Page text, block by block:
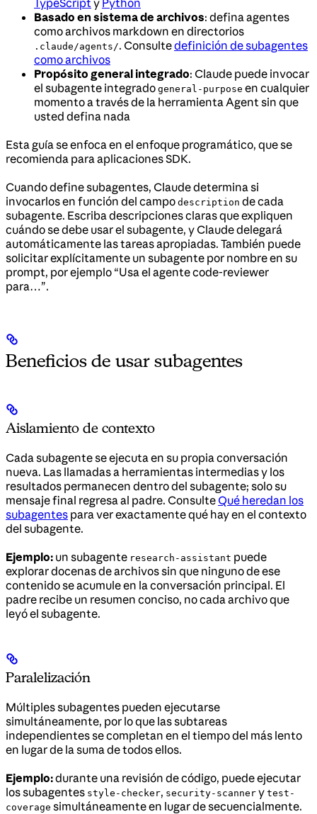
TypeScripty Python
Basado en sistema de archivos: defina agentes
como archivos markdown en directorios
.claude/agents/. Consultedefinición de subagentes
como archivos
Propósito general integrado: Claude puede invocar
el subagente integrado general-purpose en cualquier
momento a través de la herramienta Agent sin que
usted defina nada
Esta guía se enfoca en el enfoque programático, que se
recomienda para aplicaciones SDK.
Cuando define subagentes, Claude determina si
invocarlos en función del campo description de cada
subagente. Escriba descripciones claras que expliquen
cuándo se debe usar el subagente, y Claude delegará
automáticamente las tareas apropiadas. También puede
solicitar explícitamente un subagente por nombre en su
prompt, por ejemplo “Usa el agente code-reviewer
para…”.
Beneficios de usar subagentes
Aislamiento de contexto
Cada subagente se ejecuta en su propia conversación
nueva. Las llamadas a herramientas intermedias y los
resultados permanecen dentro del subagente; solo su
mensaje final regresa al padre. ConsulteQué heredan los
subagentes para ver exactamente qué hay en el contexto
del subagente.
Ejemplo: un subagente research-assistant puede
explorar docenas de archivos sin que ninguno de ese
contenido se acumule en la conversación principal. El
padre recibe un resumen conciso, no cada archivo que
leyó el subagente.
Paralelización
Múltiples subagentes pueden ejecutarse
simultáneamente, por lo que las subtareas
independientes se completan en el tiempo del más lento
en lugar de la suma de todos ellos.
Ejemplo:durante una revisión de código, puede ejecutar
los subagentes style-checker, security-scanner y test-
coverage simultáneamente en lugar de secuencialmente.